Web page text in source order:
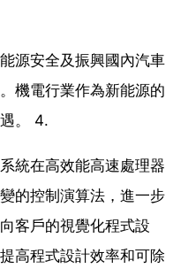
源安全及振興國內汽車
機電行業作為新能源的
。 4.
統在高效能高速處理器
的控制演算法，進一步
客戶的視覺化程式設
高程式設計效率和可除